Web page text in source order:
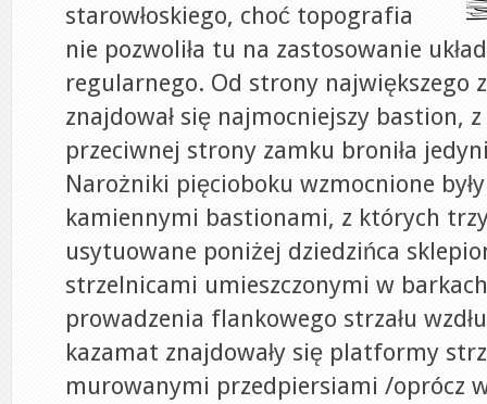
starowłoskiego, choć topografia
nie pozwoliła tu na zastosowanie
regularnego. Od strony największego
znajdował się najmocniejszy bastion,
przeciwnej strony zamku broniła
Narożniki pięcioboku wzmocnione
kamiennymi bastionami, z których
usytuowane poniżej dziedzińca
strzelnicami umieszczonymi w
prowadzenia flankowego strzału
kazamat znajdowały się platformy
murowanymi przedpiersiami /oprócz